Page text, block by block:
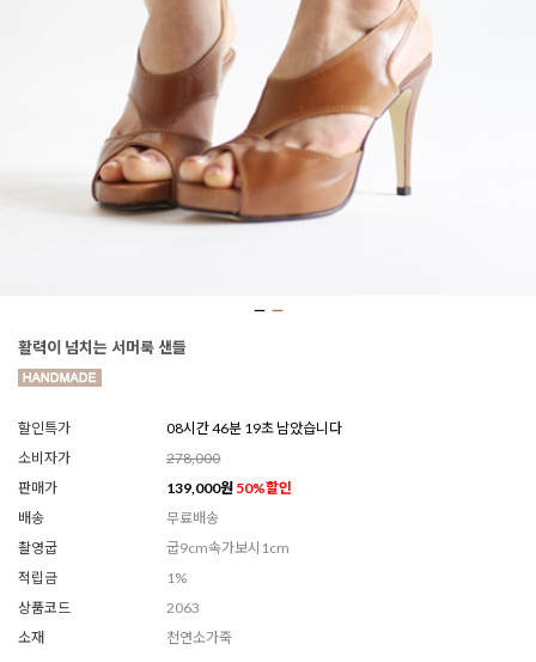
활력이 넘치는 서머룩 샌들
할인특가
08시간 46분 17초 남았습니다
소비자가
278,000
판매가
139,000원 50%할인
배송
무료배송
촬영굽
굽9cm속가보시1cm
적립금
1%
상품코드
2063
소재
천연소가죽